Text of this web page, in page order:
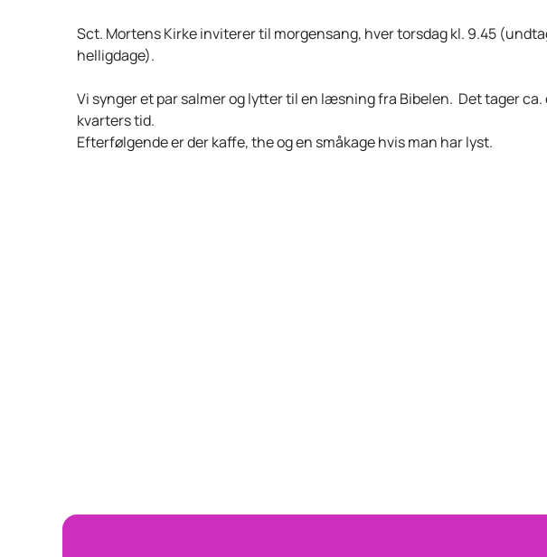
Sct. Mortens Kirke inviterer til morgensang, hver torsdag kl. 9.45
helligdage).
Vi synger et par salmer og lytter til en læsning fra Bibelen. Det tager ca.
kvarters tid.
Efterfølgende er der kaffe, the og en småkage hvis man har lyst.